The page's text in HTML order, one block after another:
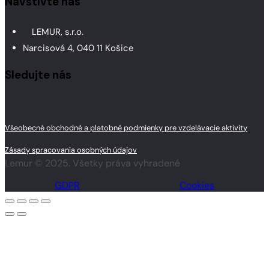
LEMUR, s.r.o.
Narcisová 4, 040 11 Košice
Sledujte nás
Všeobecné obchodné a platobné podmienky pre vzdelávacie aktivity
Zásady spracovania osobných údajov
Lemur © 2025. Všetky práva vyhradené
GDPR
Cookies